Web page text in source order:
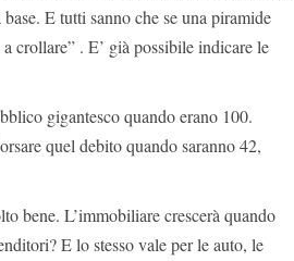
E tutti sanno che se una piramide
crollare” . E’ già possibile indicare le
gigantesco quando erano 100.
quel debito quando saranno 42,
bene. L’immobiliare crescerà quando
E lo stesso vale per le auto, le